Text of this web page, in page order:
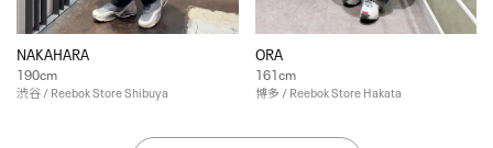
NAKAHARA
190cm
渋谷 / Reebok Store Shibuya
ORA
161cm
博多 / Reebok Store Hakata